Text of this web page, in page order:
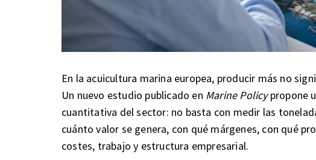
En la acuicultura marina europea, producir más no
Un nuevo estudio publicado en Marine Policypropone
cuantitativa del sector: no basta con medir las
cuánto valor se genera, con qué márgenes, con qué
costes, trabajo y estructura empresarial.